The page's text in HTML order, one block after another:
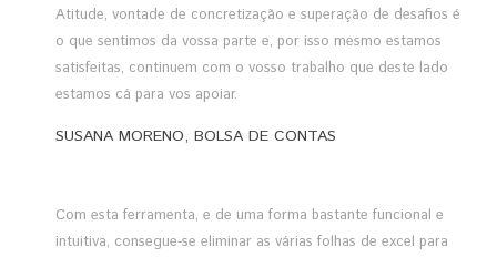
Atitude, vontade de concretização e superação de desafios é
o que sentimos da vossa parte e, por isso mesmo estamos
satisfeitas, continuem com o vosso trabalho que deste lado
estamos cá para vos apoiar.
SUSANA MORENO, BOLSA DE CONTAS
Com esta ferramenta, e de uma forma bastante funcional e
intuitiva, consegue-se eliminar as várias folhas de excel para